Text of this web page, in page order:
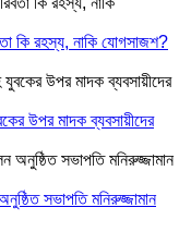
কি রহস্য, নাকি যোগসাজশ?
উপর মাদক ব্যবসায়ীদের
সভাপতি মনিরুজ্জামান